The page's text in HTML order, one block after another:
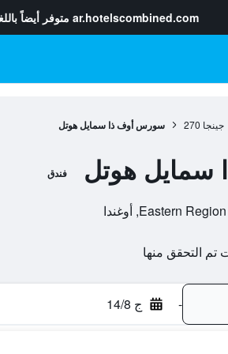
ar.hotelscombined.com متوفر أيضاً
جينجا 270 سورس أوف ذا سمايل هوتل
هوتل فندق
- ج 14/8